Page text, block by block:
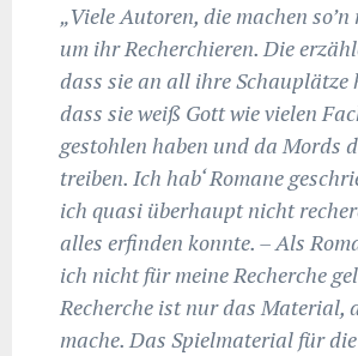
„Viele Autoren, die machen
um ihr Recherchieren. Die
dass sie an all ihre Schauplätze
dass sie weiß Gott wie vielen
gestohlen haben und da Mords
treiben. Ich hab‘ Romane
ich quasi überhaupt nicht
alles erfinden konnte. – Als
ich nicht für meine Recherche
Recherche ist nur das Material,
mache. Das Spielmaterial für